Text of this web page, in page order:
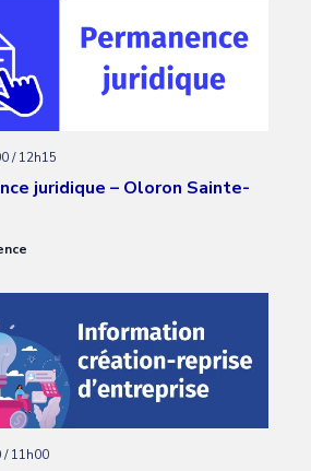
juridique – Oloron Sainte-
/12h15
/11h00